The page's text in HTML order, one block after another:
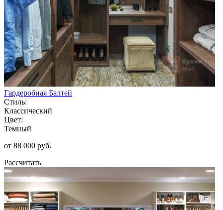
Гардеробная Балтей
Стиль:
Классический
Цвет:
Темный
от 88 000 руб.
Рассчитать